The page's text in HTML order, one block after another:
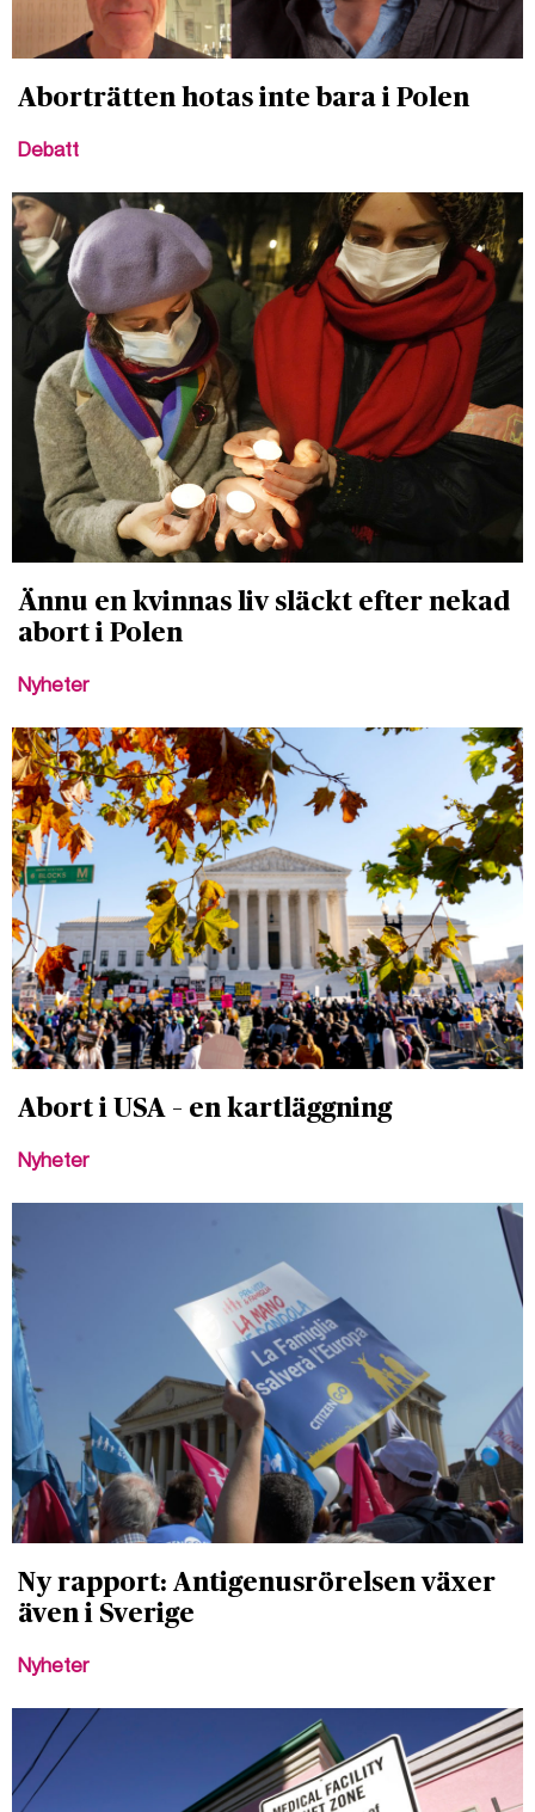
Aborträtten hotas inte bara i Polen
Debatt
Ännu en kvinnas liv släckt efter nekad
abort i Polen
Nyheter
Abort i USA – en kartläggning
Nyheter
Ny rapport: Antigenusrörelsen växer
även i Sverige
Nyheter